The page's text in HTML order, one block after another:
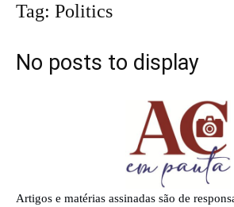
Tag: Politics
No posts to display
Artigos e matérias assinadas são de